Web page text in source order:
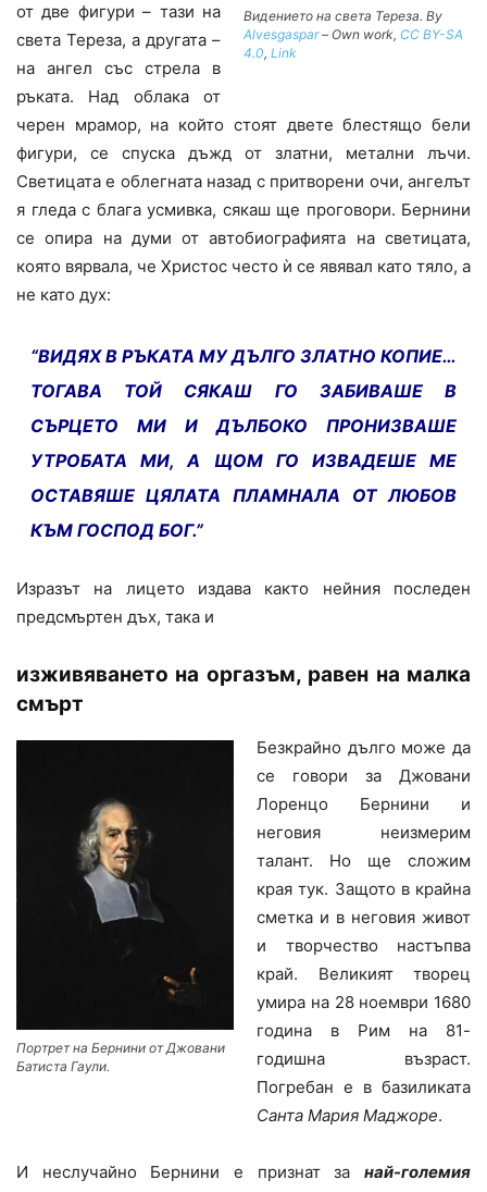
Видението на света Тереза. By
Alvesgaspar– Own work, CC BY-SA
4.0, Link
от две фигури – тази на
света Тереза, а другата –
на ангел със стрела в
ръката. Над облака от
черен мрамор, на който стоят двете блестящо бели
фигури, се спуска дъжд от златни, метални лъчи.
Светицата е облегната назад с притворени очи, ангелът
я гледа с блага усмивка, сякаш ще проговори. Бернини
се опира на думи от автобиографията на светицата,
която вярвала, че Христос често ѝ се явявал като тяло, а
не като дух:
“ВИДЯХ В РЪКАТА МУ ДЪЛГО ЗЛАТНО КОПИЕ…
ТОГАВА ТОЙ СЯКАШ ГО ЗАБИВАШЕ В
СЪРЦЕТО МИ И ДЪЛБОКО ПРОНИЗВАШЕ
УТРОБАТА МИ, А ЩОМ ГО ИЗВАДЕШЕ МЕ
ОСТАВЯШЕ ЦЯЛАТА ПЛАМНАЛА ОТ ЛЮБОВ
КЪМ ГОСПОД БОГ.”
Изразът на лицето издава както нейния последен
предсмъртен дъх, така и
изживяването на оргазъм, равен на малка
смърт
Портрет на Бернини от Джовани
Батиста Гаули.
Безкрайно дълго може да
се говори за Джовани
Лоренцо Бернини и
неговия неизмерим
талант. Но ще сложим
края тук. Защото в крайна
сметка и в неговия живот
и творчество настъпва
край. Великият творец
умира на 28 ноември 1680
година в Рим на 81-
годишна възраст.
Погребан е в базиликата
Санта Мария Маджоре.
И неслучайно Бернини е признат за най-големия